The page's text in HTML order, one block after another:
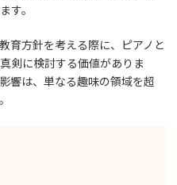
す。
育方針を考える際に、ピアノと
剣に検討する価値がありま
響は、単なる趣味の領域を超